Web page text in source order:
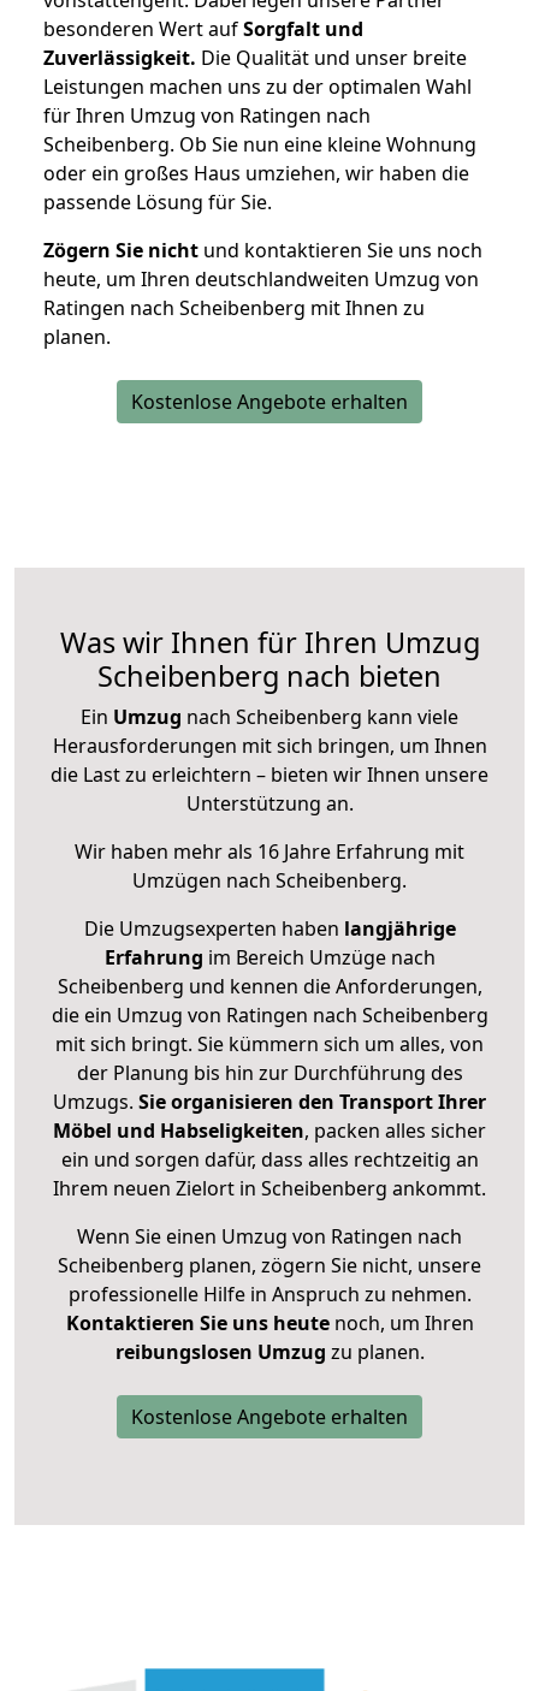
besonderen Wert aufSorgfalt und
Zuverlässigkeit. Die Qualität und unser breite
Leistungen machen uns zu der optimalen Wahl
für Ihren Umzug von Ratingen nach
Scheibenberg. Ob Sie nun eine kleine Wohnung
oder ein großes Haus umziehen, wir haben die
passende Lösung für Sie.
Zögern Sie nicht und kontaktieren Sie uns noch
heute, um Ihren deutschlandweiten Umzug von
Ratingen nach Scheibenberg mit Ihnen zu
planen.
Kostenlose Angebote erhalten
Was wir Ihnen für Ihren Umzug
Scheibenberg nach bieten
Ein Umzug nach Scheibenberg kann viele
Herausforderungen mit sich bringen, um Ihnen
die Last zu erleichtern – bieten wir Ihnen unsere
Unterstützung an.
Wir haben mehr als 16 Jahre Erfahrung mit
Umzügen nach Scheibenberg.
Die Umzugsexperten haben langjährige
Erfahrung im Bereich Umzüge nach
Scheibenberg und kennen die Anforderungen,
die ein Umzug von Ratingen nach Scheibenberg
mit sich bringt. Sie kümmern sich um alles, von
der Planung bis hin zur Durchführung des
Umzugs. Sie organisieren den Transport Ihrer
Möbel und Habseligkeiten, packen alles sicher
ein und sorgen dafür, dass alles rechtzeitig an
Ihrem neuen Zielort in Scheibenberg ankommt.
Wenn Sie einen Umzug von Ratingen nach
Scheibenberg planen, zögern Sie nicht, unsere
professionelle Hilfe in Anspruch zu nehmen.
Kontaktieren Sie uns heutenoch, um Ihren
reibungslosen Umzug zu planen.
Kostenlose Angebote erhalten